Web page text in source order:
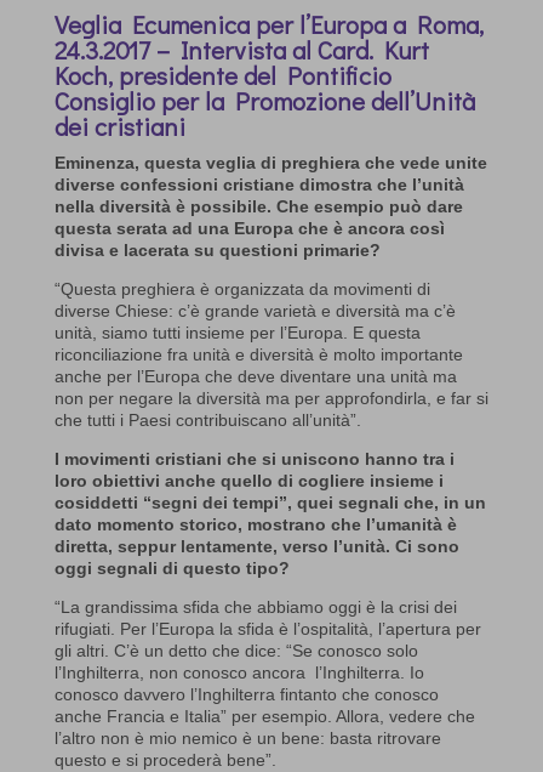
Veglia Ecumenica per l’Europa a Roma,
24.3.2017 – Intervista al Card. Kurt
Koch, presidente del Pontificio
Consiglio per la Promozione dell’Unità
dei cristiani
Eminenza, questa veglia di preghiera che vede unite
diverse confessioni cristiane dimostra che l’unità
nella diversità è possibile. Che esempio può dare
questa serata ad una Europa che è ancora così
divisa e lacerata su questioni primarie?
“Questa preghiera è organizzata da movimenti di
diverse Chiese: c’è grande varietà e diversità ma c’è
unità, siamo tutti insieme per l’Europa. E questa
riconciliazione fra unità e diversità è molto importante
anche per l’Europa che deve diventare una unità ma
non per negare la diversità ma per approfondirla, e far si
che tutti i Paesi contribuiscano all’unità”.
I movimenti cristiani che si uniscono hanno tra i
loro obiettivi anche quello di cogliere insieme i
cosiddetti “segni dei tempi”, quei segnali che, in un
dato momento storico, mostrano che l’umanità è
diretta, seppur lentamente, verso l’unità. Ci sono
oggi segnali di questo tipo?
“La grandissima sfida che abbiamo oggi è la crisi dei
rifugiati. Per l’Europa la sfida è l’ospitalità, l’apertura per
gli altri. C’è un detto che dice: “Se conosco solo
l’Inghilterra, non conosco ancora l’Inghilterra. Io
conosco davvero l’Inghilterra fintanto che conosco
anche Francia e Italia” per esempio. Allora, vedere che
l’altro non è mio nemico è un bene: basta ritrovare
questo e si procederà bene”.